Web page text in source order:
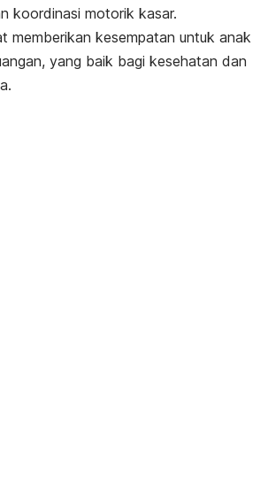
koordinasi motorik kasar.
memberikan kesempatan untuk anak
yang baik bagi kesehatan dan